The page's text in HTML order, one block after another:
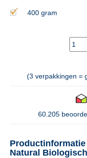
400 gram
(3 verpakkingen =
60.205
Natural